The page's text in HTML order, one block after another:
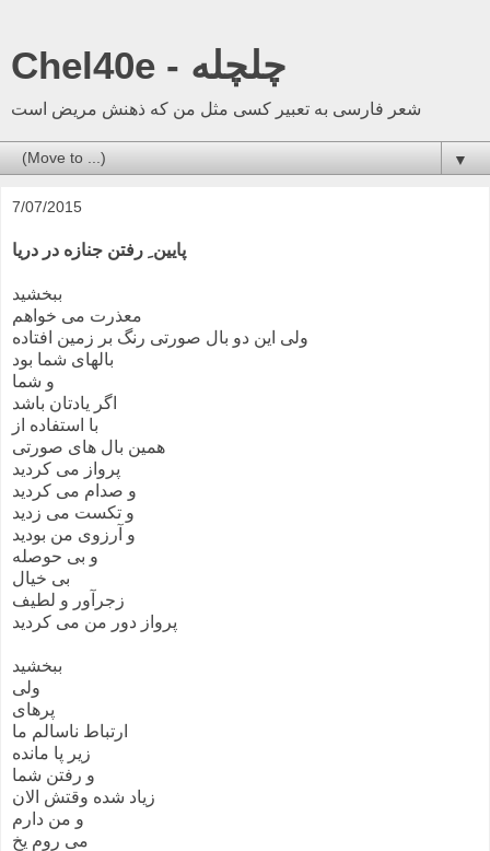
Chel40e - چلچله
شعر فارسی به تعبیر کسی مثل من که ذهنش مریض است
▼
7/07/2015
پایین ِ رفتن جنازه در دریا
ببخشید
معذرت می خواهم
ولی این دو بال صورتی رنگ بر زمین افتاده
بالهای شما بود
اگر یادتان باشد
با استفاده از
همین بال های صورتی
پرواز می کردید
و صدام می کردید
و تکست می زدید
و آرزوی من بودید
و بی حوصله
بی خیال
زجرآور و لطیف
پرواز دور من می کردید
ببخشید
ولی
ارتباط ناسالم ما
زیر پا مانده
و رفتن شما
زیاد شده وقتش الان
و من دارم
می روم یخ